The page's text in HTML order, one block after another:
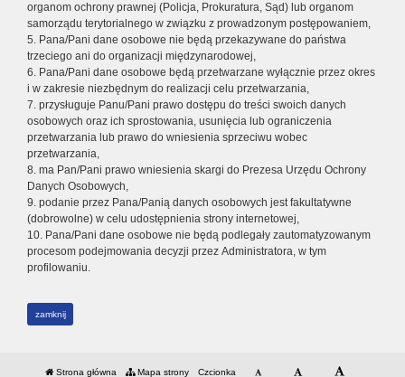
organom ochrony prawnej (Policja, Prokuratura, Sąd) lub organom
samorządu terytorialnego w związku z prowadzonym postępowaniem,
5. Pana/Pani dane osobowe nie będą przekazywane do państwa
trzeciego ani do organizacji międzynarodowej,
6. Pana/Pani dane osobowe będą przetwarzane wyłącznie przez okres
i w zakresie niezbędnym do realizacji celu przetwarzania,
7. przysługuje Panu/Pani prawo dostępu do treści swoich danych
osobowych oraz ich sprostowania, usunięcia lub ograniczenia
przetwarzania lub prawo do wniesienia sprzeciwu wobec
przetwarzania,
8. ma Pan/Pani prawo wniesienia skargi do Prezesa Urzędu Ochrony
Danych Osobowych,
9. podanie przez Pana/Panią danych osobowych jest fakultatywne
(dobrowolne) w celu udostępnienia strony internetowej,
10. Pana/Pani dane osobowe nie będą podlegały zautomatyzowanym
procesom podejmowania decyzji przez Administratora, w tym
profilowaniu.
zamknij
Strona główna Mapa strony Czcionka